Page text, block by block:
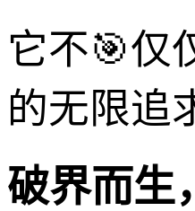
它不🎯仅
的无限追
破界而生